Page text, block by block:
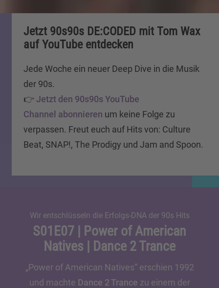
Jetzt 90s90s DE:CODED mit Tom Wax
auf YouTube entdecken
Jede Woche ein neuer Deep Dive in die Musik
der 90s.
👉Jetzt den 90s90s YouTube
Channel abonnieren um keine Folge zu
verpassen. Freut euch auf Hits von: Culture
Beat, SNAP!, The Prodigy und Jam and Spoon.
Wir entschlüsseln die Erfolgs-DNA der 90s Hits
S01E07 | Power of American
Natives | Dance 2 Trance
„Power of American Natives“ erschien 1992
und machte Dance 2 Trance zu einem der